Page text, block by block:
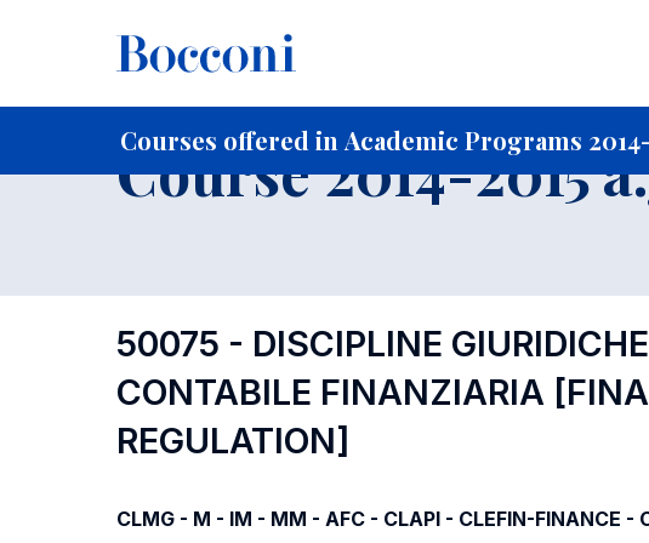
Courses offered in Academic Programs 2014-
Home For current Students
Course 2014-2015
50075 - DISCIPLINE
CONTABILE FINANZIARIA
REGULATION]
CLMG - M - IM - MM - AFC - CLAPI - CLEFIN-FINANCE -